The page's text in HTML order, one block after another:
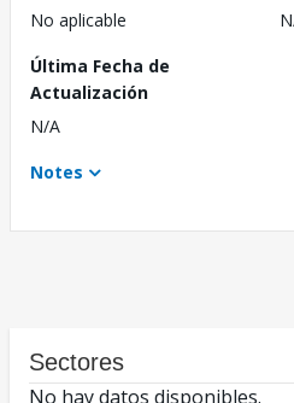
No aplicable
Última Fecha de
Actualización
N/A
Notes
Sectores
No hay datos disponibles.